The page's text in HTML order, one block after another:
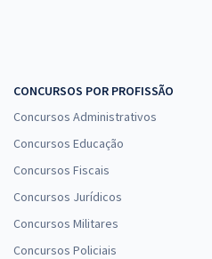
CONCURSOS POR PROFISSÃO
Concursos Administrativos
Concursos Educação
Concursos Fiscais
Concursos Jurídicos
Concursos Militares
Concursos Policiais